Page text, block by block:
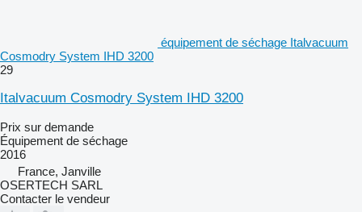
équipement de séchage Italvacuum
Cosmodry System IHD 3200
29
Italvacuum Cosmodry System IHD 3200
Prix sur demande
Équipement de séchage
2016
France, Janville
OSERTECH SARL
Contacter le vendeur